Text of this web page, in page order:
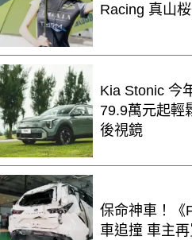
Racing 真山
Kia Stonic 今
79.9萬元起輕
後視鏡
保命神車！《
車追撞 車主